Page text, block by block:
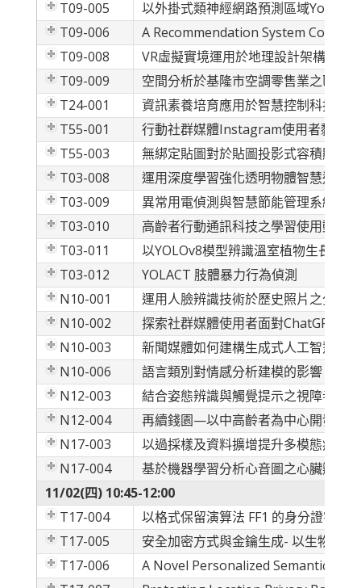
T09-005
以外掛式類神經網路預測區域
T09-006
A Recommendation System
T09-008
VR虛擬實境運用於地理設計架構之參
T09-009
空間分析於基隆市空調零售業之區位
T24-001
資訊素養培育應用於智慧控制科技產
T55-001
行動社群媒體Instagram使用者黏著
T55-003
無綁定貼圖對於貼圖投影式容積顯像
T03-008
運用深度學習強化透明物體智慧追蹤
T03-009
異常用電偵測與智慧節能管理系統
T03-010
高齡者行動通訊科技之學習使用動機
T03-011
以YOLOv8模型辨識溫室植物生長狀態
T03-012
YOLACT 肢體暴力行為偵測
N10-001
運用人臉辨識技術於歷史照片之分析
N10-002
探索社群媒體使用者面對ChatGPT之
N10-003
新聞媒體如何建構生成式人工智慧新
N10-006
語言類別對情感分析建模的影響：以
N12-003
結合姿態辨識與觸覺提示之視障者居
N12-004
再續錢園—以中高齡者為中心開發之
N17-003
以過採樣及資料擴增提升多模態病理
N17-004
基於機器學習分析心音圖之心臟瓣膜
11/02(四) 10:45-12:00
T17-004
以格式保留演算法 FF1 的身分證字號
T17-005
安全加密方式與金鑰生成- 以生物特
T17-006
A Novel Personalized Semantic-